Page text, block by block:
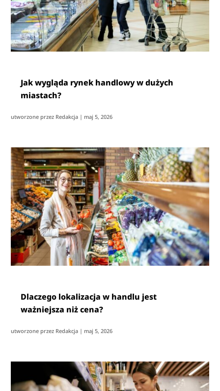
Jak wygląda rynek handlowy w dużych
miastach?
utworzone przez Redakcja | maj 5, 2026
Dlaczego lokalizacja w handlu jest
ważniejsza niż cena?
utworzone przez Redakcja | maj 5, 2026